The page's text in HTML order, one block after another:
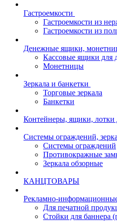
Гастроемкости
Гастроемкости из
Гастроемкости из
Денежные ящики,
Кассовые ящики для
Монетницы
Зеркала и банкетки
Торговые зеркала
Банкетки
Контейнеры, ящики, лотки
Системы ограждений,
Системы ограждений
Противокражные
Зеркала обзорные
КАНЦТОВАРЫ
Рекламно-
Для печатной
Стойки для баннера